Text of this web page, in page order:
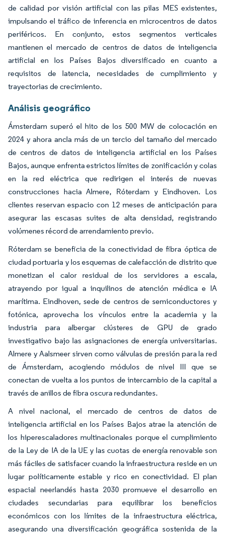
de calidad por visión artificial con las pilas MES existentes,
impulsando el tráfico de inferencia en microcentros de datos
periféricos. En conjunto, estos segmentos verticales
mantienen el mercado de centros de datos de inteligencia
artificial en los Países Bajos diversificado en cuanto a
requisitos de latencia, necesidades de cumplimiento y
trayectorias de crecimiento.
Análisis geográfico
Ámsterdam superó el hito de los 500 MW de colocación en
2024 y ahora ancla más de un tercio del tamaño del mercado
de centros de datos de inteligencia artificial en los Países
Bajos, aunque enfrenta estrictos límites de zonificación y colas
en la red eléctrica que redirigen el interés de nuevas
construcciones hacia Almere, Róterdam y Eindhoven. Los
clientes reservan espacio con 12 meses de anticipación para
asegurar las escasas suites de alta densidad, registrando
volúmenes récord de arrendamiento previo.
Róterdam se beneficia de la conectividad de fibra óptica de
ciudad portuaria y los esquemas de calefacción de distrito que
monetizan el calor residual de los servidores a escala,
atrayendo por igual a inquilinos de atención médica e IA
marítima. Eindhoven, sede de centros de semiconductores y
fotónica, aprovecha los vínculos entre la academia y la
industria para albergar clústeres de GPU de grado
investigativo bajo las asignaciones de energía universitarias.
Almere y Aalsmeer sirven como válvulas de presión para la red
de Ámsterdam, acogiendo módulos de nivel III que se
conectan de vuelta a los puntos de intercambio de la capital a
través de anillos de fibra oscura redundantes.
A nivel nacional, el mercado de centros de datos de
inteligencia artificial en los Países Bajos atrae la atención de
los hiperescaladores multinacionales porque el cumplimiento
de la Ley de IA de la UE y las cuotas de energía renovable son
más fáciles de satisfacer cuando la infraestructura reside en un
lugar políticamente estable y rico en conectividad. El plan
espacial neerlandés hasta 2030 promueve el desarrollo en
ciudades secundarias para equilibrar los beneficios
económicos con los límites de la infraestructura eléctrica,
asegurando una diversificación geográfica sostenida de la